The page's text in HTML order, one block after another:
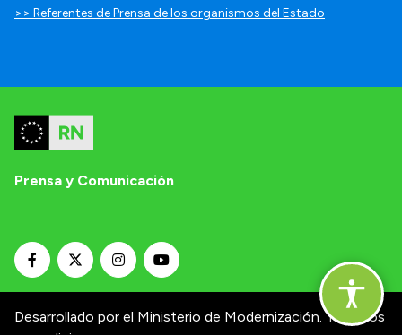
>> Referentes de Prensa de los organismos del Estado
Prensa y Comunicación
Desarrollado por el Ministerio de Modernización. Términos